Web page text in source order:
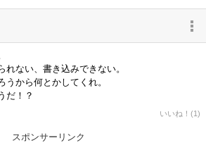
れない、書き込みできない。
から何とかしてくれ。
だ！？
いいね！(1)
スポンサーリンク